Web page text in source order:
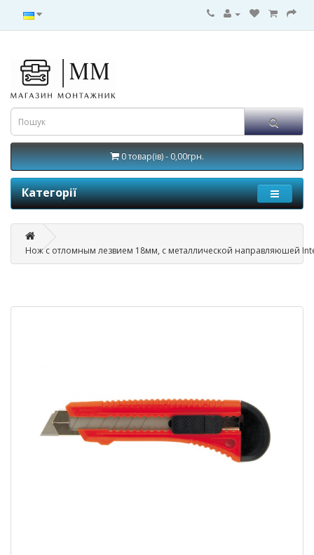
0 товар(ів) - 0,00грн.
Категорії
Нож с отломным лезвием 18мм, с металлической направляюшей